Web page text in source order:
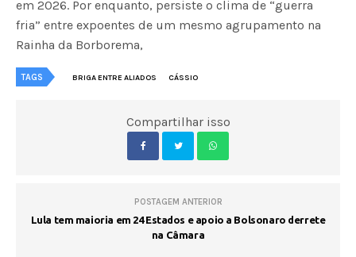
em 2026. Por enquanto, persiste o clima de “guerra
fria” entre expoentes de um mesmo agrupamento na
Rainha da Borborema,
TAGS BRIGA ENTRE ALIADOS CÁSSIO
Compartilhar isso
POSTAGEM ANTERIOR
Lula tem maioria em 24 Estados e apoio a Bolsonaro derrete
na Câmara